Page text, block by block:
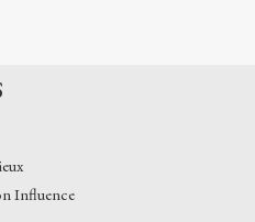
Influence